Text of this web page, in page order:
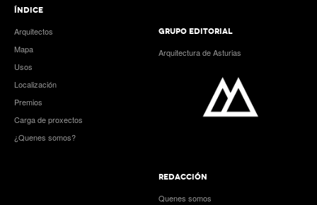
ÍNDICE
Arquitectos
Mapa
Usos
Localización
Premios
Carga de proxectos
¿Quenes somos?
GRUPO EDITORIAL
Arquitectura de Asturias
REDACCIÓN
Quenes somos